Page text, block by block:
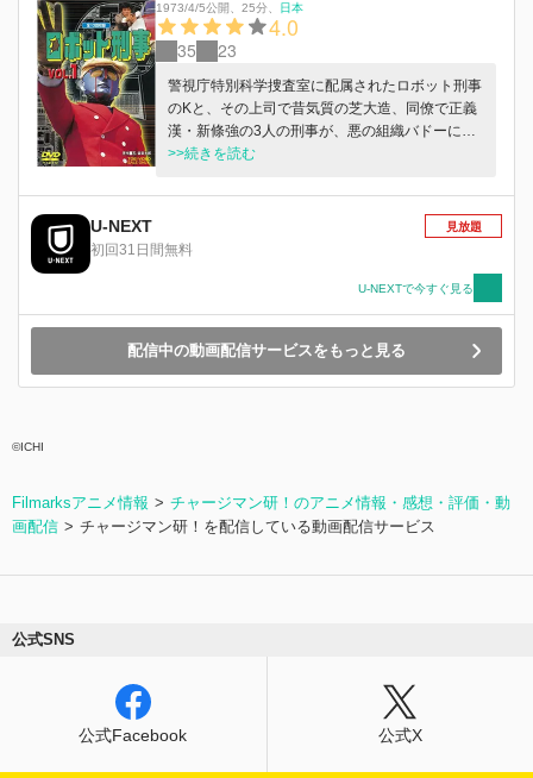
1973/4/5公開 25分 日本
4.0
35 23
警視庁特別科学捜査室に配属されたロボット刑事
のKと、その上司で昔気質の芝大造、同僚で正義
漢・新條強の3人の刑事が、悪の組織バドーに立
ち向かう！
>>続きを読む
U-NEXT
初回31日間無料
見放題
U-NEXTで今すぐ見る
配信中の動画配信サービスをもっと見る
©ICHI
Filmarksアニメ情報
チャージマン研！のアニメ情報・感想・評価・動
画配信
チャージマン研！を配信している動画配信サービス
公式SNS
公式Facebook 公式X